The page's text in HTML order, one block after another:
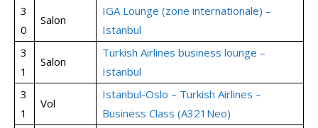
3
0
Salon
IGA Lounge (zone internationale) –
Istanbul
3
1
Salon
Turkish Airlines business lounge –
Istanbul
3
1
Vol
Istanbul-Oslo – Turkish Airlines –
Business Class (A321Neo)